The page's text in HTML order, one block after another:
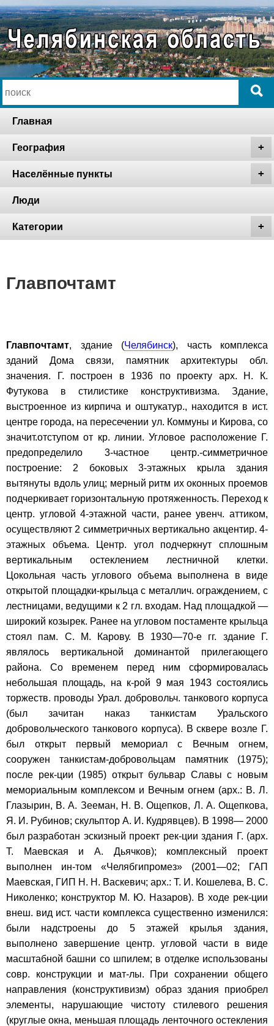
Главная
География
Населённые пункты
Люди
Категории
Главпочтамт
Главпочтамт, здание (Челябинск), часть комплекса
зданий Дома связи, памятник архитектуры обл.
значения. Г. построен в 1936 по проекту арх. Н. К.
Футукова в стилистике конструктивизма. Здание,
выстроенное из кирпича и оштукатур., находится в ист.
центре города, на пересечении ул. Коммуны и Кирова, со
значит.отступом от кр. линии. Угловое расположение Г.
предопределило 3-частное центр.-симметричное
построение: 2 боковых 3-этажных крыла здания
вытянуты вдоль улиц; мерный ритм их оконных проемов
подчеркивает горизонтальную протяженность. Переход к
центр. угловой 4-этажной части, ранее увенч. аттиком,
осуществляют 2 симметричных вертикально акцентир. 4-
этажных объема. Центр. угол подчеркнут сплошным
вертикальным остеклением лестничной клетки.
Цокольная часть углового объема выполнена в виде
открытой площадки-крыльца с металлич. ограждением, с
лестницами, ведущими к 2 гл. входам. Над площадкой —
широкий козырек. Ранее на угловом постаменте крыльца
стоял пам. С. М. Карову. В 1930—70-е гг. здание Г.
являлось вертикальной доминантой прилегающего
района. Со временем перед ним сформировалась
небольшая площадь, на к-рой 9 мая 1943 состоялись
торжеств. проводы Урал. добровольч. танкового корпуса
(был зачитан наказ танкистам Уральского
добровольческого танкового корпуса). В сквере возле Г.
был открыт первый мемориал с Вечным огнем,
сооружен танкистам-добровольцам памятник (1975);
после рек-ции (1985) открыт бульвар Славы с новым
мемориальным комплексом и Вечным огнем (арх.: В. Л.
Глазырин, В. А. Зееман, Н. В. Ощепков, Л. А. Ощепкова,
Я. И. Рубинов; скульптор А. И. Кудрявцев). В 1998— 2000
был разработан эскизный проект рек-ции здания Г. (арх.
Т. Маевская и А. Дьячков); комплексный проект
выполнен ин-том «Челябгипромез» (2001—02; ГАП
Маевская, ГИП Н. Н. Васкевич; арх.: Т. И. Кошелева, В. С.
Николенко; конструктор М. Ю. Назаров). В ходе рек-ции
внеш. вид ист. части комплекса существенно изменился:
были надстроены до 5 этажей крылья здания,
выполнено завершение центр. угловой части в виде
масштабной башни со шпилем; в отделке использованы
совр. конструкции и мат-лы. При сохранении общего
направления (конструктивизм) образ здания приобрел
элементы, нарушающие чистоту стилевого решения
(круглые окна, меньшая площадь ленточного остекления